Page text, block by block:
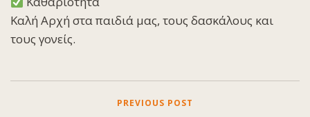
Καλή Αρχή στα παιδιά μας, τους δασκάλους και
τους γονείς.
PREVIOUS POST